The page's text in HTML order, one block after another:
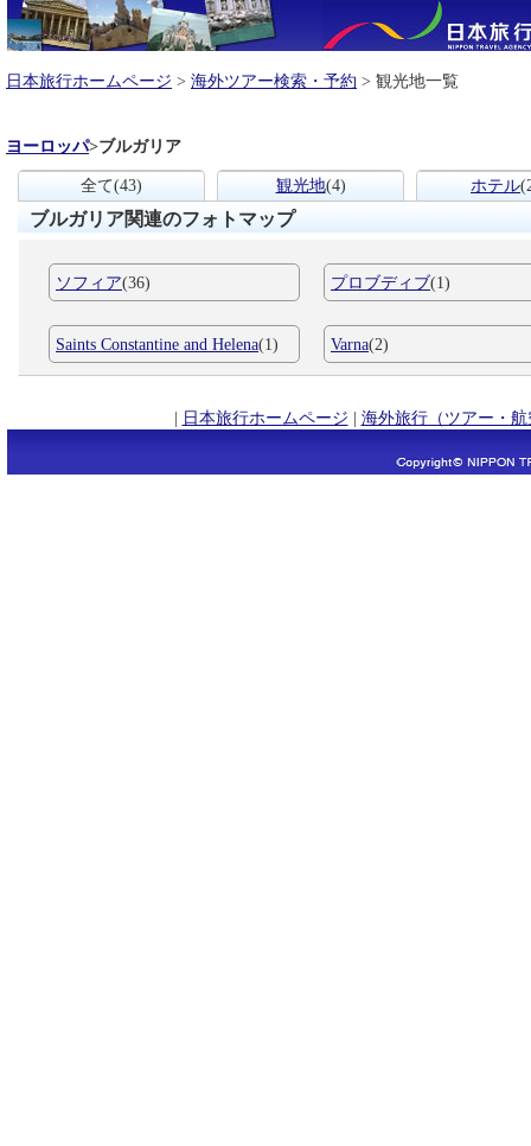
日本旅行ホームページ > 海外ツアー検索・予約 > 観光地一覧
ヨーロッパ>ブルガリア
全て(43) 観光地(4) ホテル
ブルガリア関連のフォトマップ
ソフィア(36) プロブディブ(1)
Saints Constantine and Helena(1) Varna(2)
| 日本旅行ホームページ | 海外旅行（ツアー・航